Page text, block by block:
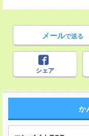
メールで送る
シェア
か